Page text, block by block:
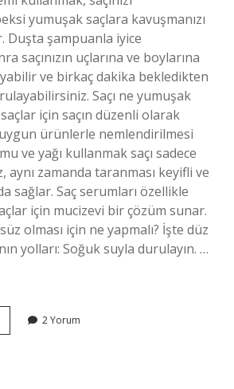
yumuşak saçlara kavuşmanızı
Duşta şampuanla iyice
saçınızın uçlarına ve boylarına
ve birkaç dakika bekledikten
Saçı ne yumuşak
için saçın düzenli olarak
ürünlerle nemlendirilmesi
ve yağı kullanmak saçı sadece
aynı zamanda taranması keyifli ve
sağlar. Saç serumları özellikle
için mucizevi bir çözüm sunar.
olması için ne yapmalı? İşte düz
yolları: Soğuk suyla durulayın. …
2 Yorum